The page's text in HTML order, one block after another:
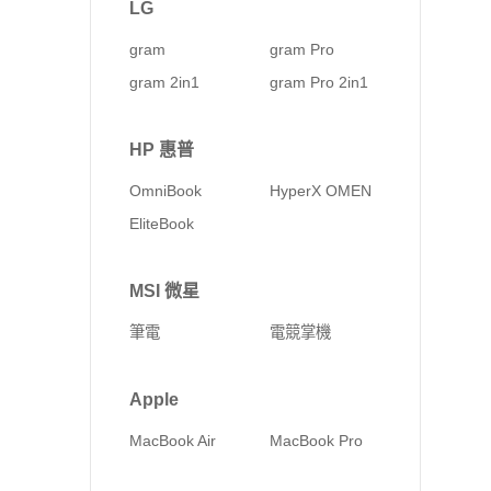
LG
gram
gram Pro
gram 2in1
gram Pro 2in1
HP 惠普
OmniBook
HyperX OMEN
EliteBook
MSI 微星
筆電 電競掌機
Apple
MacBook Air MacBook Pro